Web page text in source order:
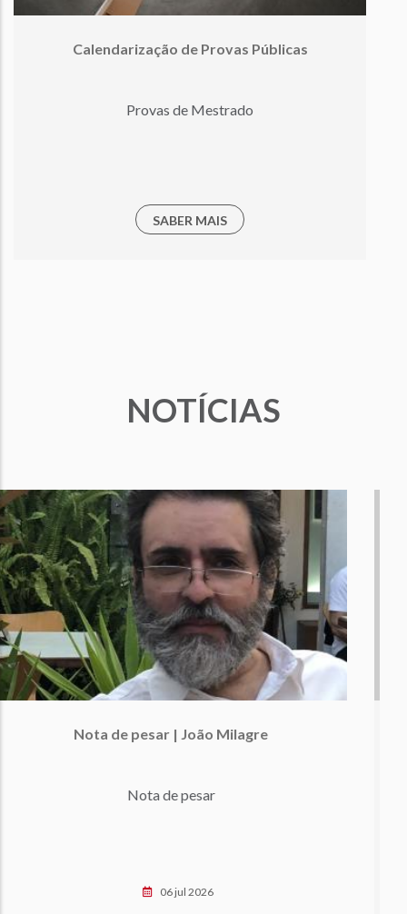
Calendarização de Provas Públicas
Provas de Mestrado
SABER MAIS
NOTÍCIAS
Terceiro volume, número dois da revista
Número temático - Artes, Ciências e Tecnologias: